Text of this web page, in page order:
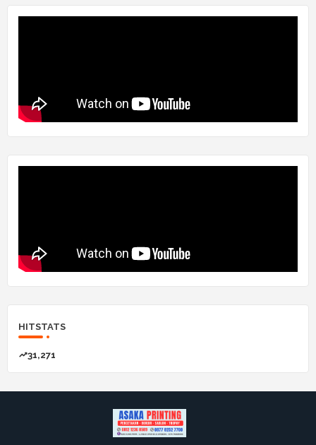
HITSTATS
31,271